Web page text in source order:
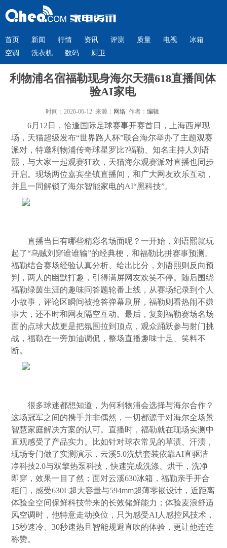
首页 新闻 行情 资讯 评测 质量 电视
冰箱
空调
洗衣机 数码 厨卫
利物浦名宿福勒现身海尔天猫618直播间体
验AI家电
时间：2026-06-12 来源： 网络作者： 编辑
6月12日，恰逢国际足球赛事开赛首日，上海西岸现
场，天猫超级发布“世界路人杯”联合海尔举办了主题观赛
派对，特邀利物浦传奇球星罗比?福勒、知名主持人刘语
熙，与大家一起观赛狂欢，天猫海尔观赛派对直播也同步
开启。现场两位嘉宾坐镇直播间，和广大网友欢乐互动，
并且一同解锁了海尔智能家电的AI“黑科技”。
直播当日有哪些精彩名场面呢？一开始，刘语熙就玩
起了“乌贼刘穿谁谁输”的经典梗，和福勒比拼赛事预测。
福勒结合赛场经验认真分析、给出比分，刘语熙则反向预
判，两人的幽默打趣，引得满屏网友欢笑不停。随后围绕
福勒绿茵生涯的趣味问答题轮番上线，从赛场纪录到个人
小故事，评论区瞬间被抢答弹幕刷屏，福勒则看热闹不嫌
事大，还不时和网友隔空互动。最后，复刻福勒赛场名场
面的点球大战更是把氛围拉到顶点，观众踊跃参与射门挑
战，福勒在一旁加油调侃，整场直播趣味十足、笑料不
断。
很多球迷都想知道，为何利物浦会选择与海尔合作？
这场冠军之间的携手并非偶然，一切都源于对海尔全场景
智慧家庭解决方案的认可。直播时，福勒就在现场实测中
直观感受了产品实力。比如针对球衣常见的草渍、汗渍，
现场专门做了实测演示，云溪5.0洗烘套装依靠AI直驱洁
净科技2.0与双擎热泵科技，快速完成洗涤、烘干，洗净
即穿，效果一目了然；面对云溪630冰箱 ，福勒亲手开合
柜门，感受630L超大容量与594mm超薄零嵌设计，近距离
体验全空间保鲜科技带来的长效储鲜能力；体验麦浪舒适
风空调时，他特意走动换位，只为感受AI人感控风技术，
15秒速冷、30秒速热且智能规避直吹的体验，更让他连连
称赞。